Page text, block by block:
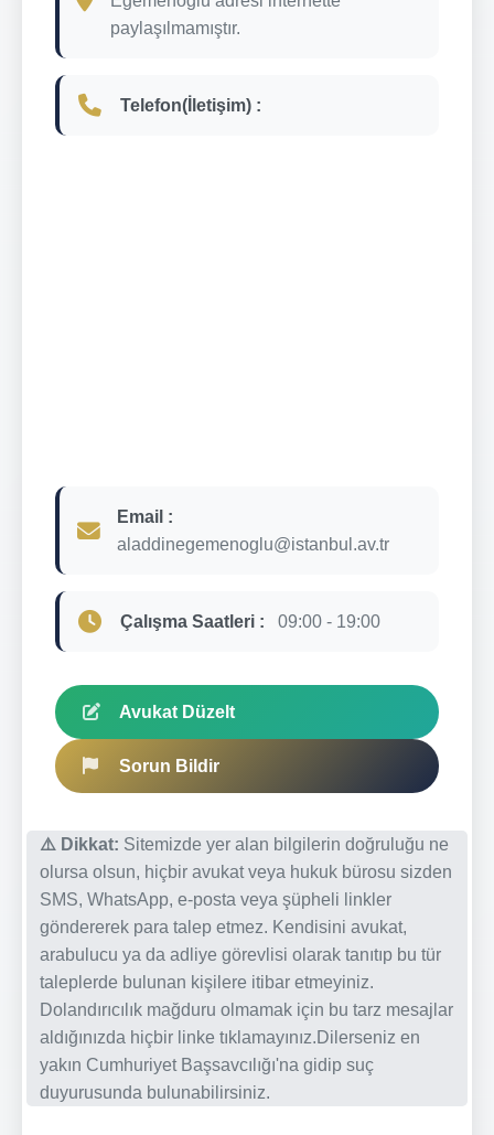
paylaşılmamıştır.
Telefon(İletişim) :
Email :
aladdinegemenoglu@istanbul.av.tr
Çalışma Saatleri : 09:00 - 19:00
Avukat Düzelt
Sorun Bildir
⚠️ Dikkat: Sitemizde yer alan bilgilerin doğruluğu ne
olursa olsun, hiçbir avukat veya hukuk bürosu sizden
SMS, WhatsApp, e-posta veya şüpheli linkler
göndererek para talep etmez. Kendisini avukat,
arabulucu ya da adliye görevlisi olarak tanıtıp bu tür
taleplerde bulunan kişilere itibar etmeyiniz.
Dolandırıcılık mağduru olmamak için bu tarz mesajlar
aldığınızda hiçbir linke tıklamayınız.Dilerseniz en
yakın Cumhuriyet Başsavcılığı'na gidip suç
duyurusunda bulunabilirsiniz.